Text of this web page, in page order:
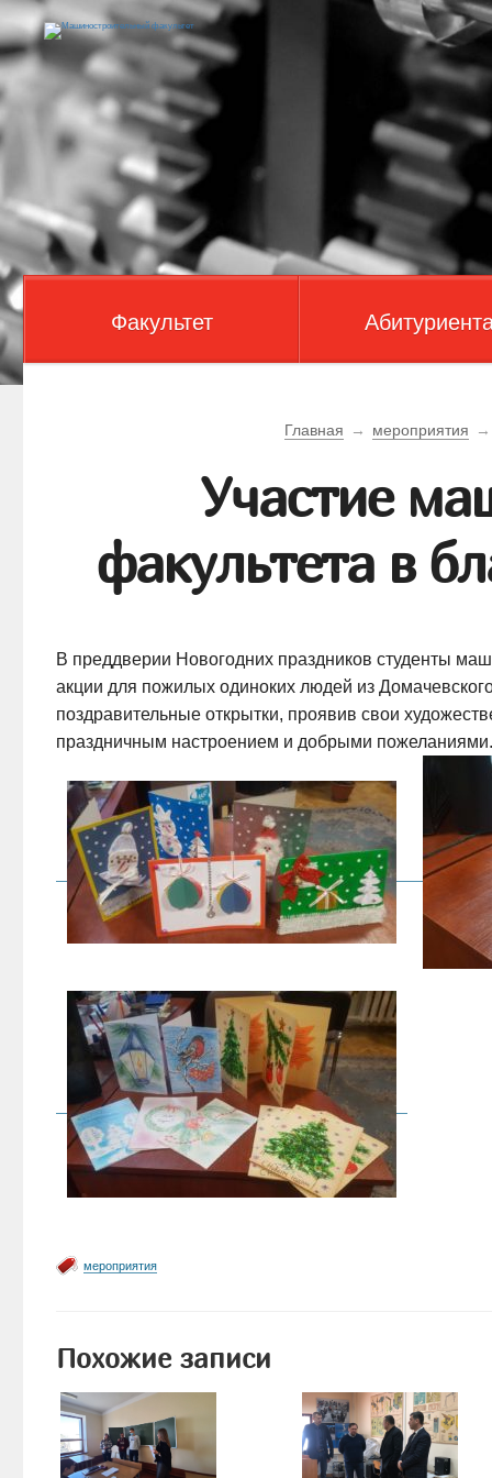
Факультет
Главная → мероприятия →
Участие
факультета в
В преддверии Новогодних праздников студенты
акции для пожилых одиноких людей из
поздравительные открытки, проявив свои
праздничным настроением и добрыми пожеланиями.
мероприятия
Похожие записи